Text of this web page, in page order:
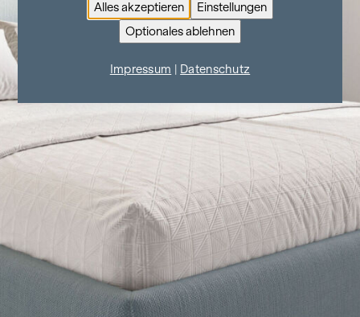
Alles akzeptieren
Einstellungen
Optionales ablehnen
Impressum Datenschutz